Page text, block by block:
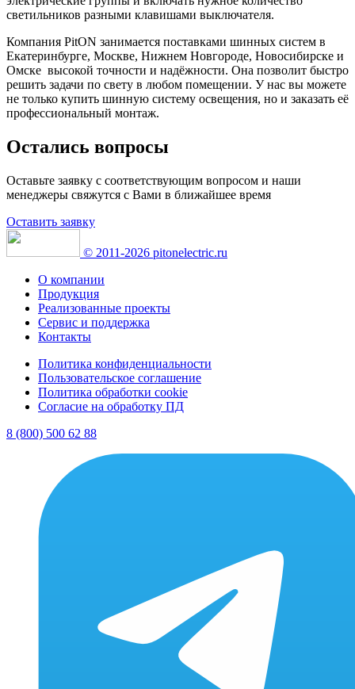
светильников разными клавишами выключателя.
Компания PitON занимается поставками шинных систем в
Екатеринбурге, Москве, Нижнем Новгороде, Новосибирске и
Омске высокой точности и надёжности. Она позволит быстро
решить задачи по свету в любом помещении. У нас вы можете
не только купить шинную систему освещения, но и заказать её
профессиональный монтаж.
Остались вопросы
Оставьте заявку с соответствующим вопросом и наши
менеджеры свяжутся с Вами в ближайшее время
Оставить заявку
© 2011-2026 pitonelectric.ru
О компании
Продукция
Реализованные проекты
Сервис и поддержка
Контакты
Политика конфиденциальности
Пользовательское соглашение
Политика обработки cookie
Согласие на обработку ПД
8 (800) 500 62 88